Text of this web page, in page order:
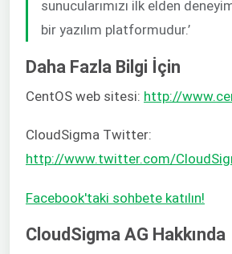
sunucularımızı ilk elden
bir yazılım platformudur.’
Daha Fazla Bilgi İçin
CentOS web sitesi: http://
CloudSigma Twitter:
http://www.twitter.com/
Facebook'taki sohbete katılın!
CloudSigma AG Hakkında